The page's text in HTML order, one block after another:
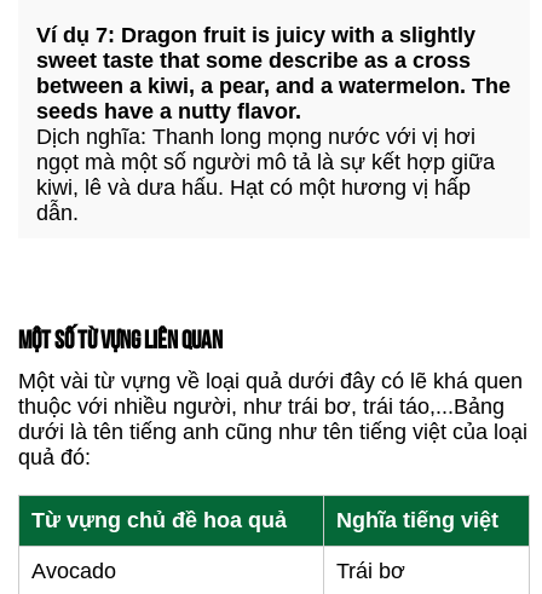
Ví dụ 7: Dragon fruit is juicy with a slightly
sweet taste that some describe as a cross
between a kiwi, a pear, and a watermelon. The
seeds have a nutty flavor.
Dịch nghĩa: Thanh long mọng nước với vị hơi
ngọt mà một số người mô tả là sự kết hợp giữa
kiwi, lê và dưa hấu. Hạt có một hương vị hấp
dẫn.
MỘT SỐ TỪ VỰNG LIÊN QUAN
Một vài từ vựng về loại quả dưới đây có lẽ khá quen
thuộc với nhiều người, như trái bơ, trái táo,...Bảng
dưới là tên tiếng anh cũng như tên tiếng việt của loại
quả đó:
Từ vựng chủ đề hoa quả Nghĩa tiếng việt
Avocado Trái bơ